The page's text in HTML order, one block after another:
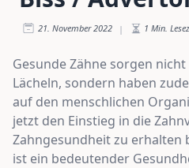
21. November 2022 | 1 Min.
Gesunde Zähne sorgen
Lächeln, sondern haben
auf den menschlichen
jetzt den Einstieg in die
Zahngesundheit zu erhalten
ist ein bedeutender